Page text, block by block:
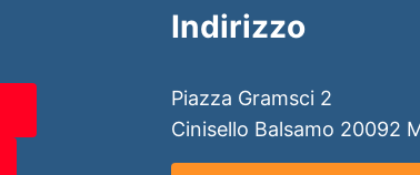
Indirizzo
Piazza Gramsci 2
Cinisello Balsamo 20092